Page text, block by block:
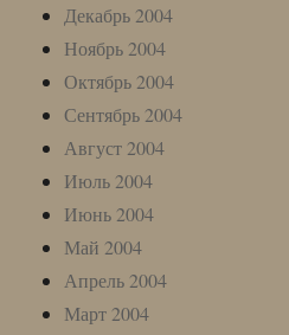
Декабрь 2004
Ноябрь 2004
Октябрь 2004
Сентябрь 2004
Август 2004
Июль 2004
Июнь 2004
Май 2004
Апрель 2004
Март 2004